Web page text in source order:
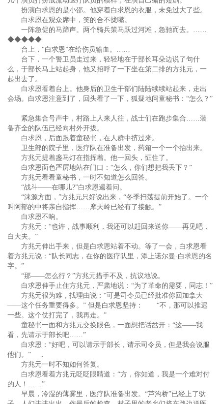
扮演白求恩的是小邵。他穿着白求恩的衣服，未免过大了些。
白求恩在观众席中，笑的合不拢嘴。
一阵急促的马蹄声。两个骑兵策马跃过河滩，急驰而去。……
◆◆◆◆◆
台上，“白求恩”在给伤员输血。……
台下，一个警卫员走过来，轻轻地在于部长耳朵边说了句什
么，于部长马上站起身，他又招呼了一下坐在第二排的方兆元，一
起出去了。
白求恩看着台上。他身后的卫生干部们陆陆续续站起来，走出
会场。白求恩注意到了，回头看了一下，狐疑地问童秘书：“怎么？”
紧急集合号声中，村路上人来人往，战士们在跑步集合……装
备齐全的队伍已经向村外开拔。
白求恩，后面跟着童秘书，在人群中挤过来。
卫生部的院子里，医疗队在准备出发，药箱一个一个抬出来。
方兆元提着盏马灯在指挥着。他一回头，怔住了。
白求恩面色严厉地站在门口：“怎么，你们想把我丢下？”
方兆元看看童秘书，一时不知道怎么回答。
“战斗——在哪儿?”白求恩遏着问。
“涞源方面，”方兆元只好说出来，“冬季扫荡提前开始了。一个
叫阿部的中将亲自指挥……摩天岭已经有了接触。”
白求恩不响。
方兆元：“也许，战事顺利，我还可以赶回来送你——再见吧，
白大夫。”
方兆元伸出手来，但是白求恩站着不动。等了一会，白求恩看
着方兆元说：“队长同志，在你的医疗队里，添上诺尔曼·白求恩的名
字。”
“那——怎么行？”方兆元措手不及，抗议地说。
白求恩伸手止住方兆元，严肃地说：“为了革命的需要，同志！”
方兆元很为难，找理由说：“可是司令员已经批准你回加拿大
——这个任务重要得多。” 但是白求恩坚持： “不，那可以推迟
一些。这个仗打完了，我再走。”
童秘书一面和方兆元交换眼色，一面想把话岔开：“这——我
看，先请示于部长吧……”
白求恩：“好吧，可以请示于部长，请示司令员，但是我会说服
他们。” ．
方兆元一时不知如何答复。
白求恩看着方兆元眨眨眼睛道：“方，你知道，我是一个难对付
的人！……”
早晨，冷湿的薄雾里，医疗队准备出发。“芦沟桥”已经上了驮